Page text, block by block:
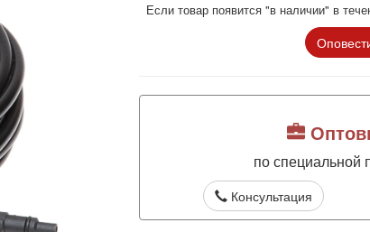
Если товар появится "в наличии" в
по специальной
Консультация